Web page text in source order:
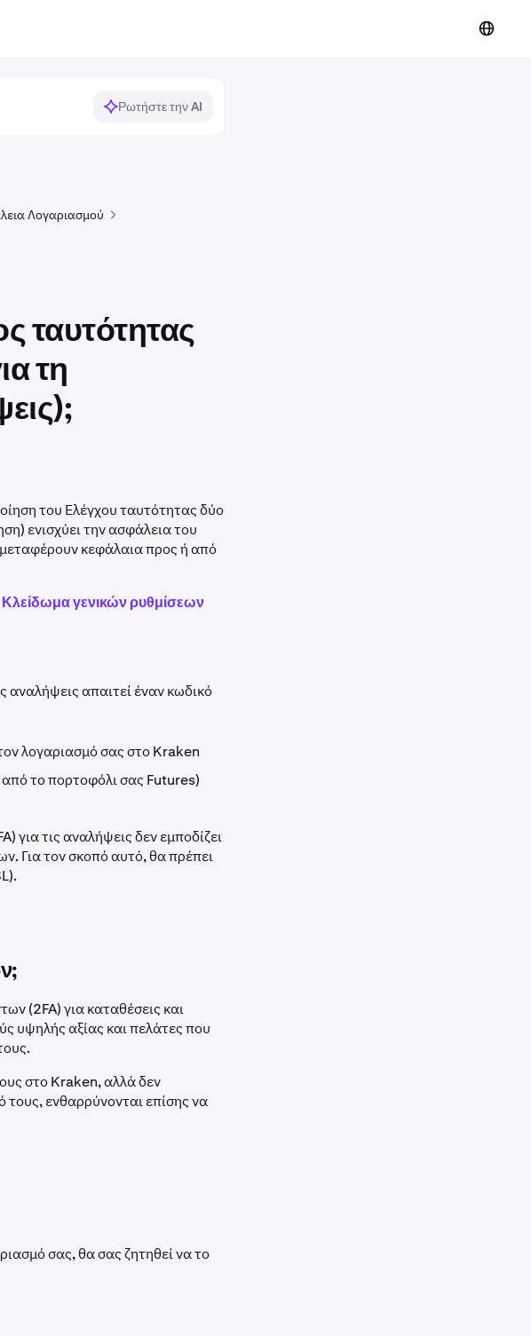
Ρωτήστε την AI
Λογαριασμού
ταυτότητας
τη
του Ελέγχου ταυτότητας δύο
ενισχύει την ασφάλεια του
κεφάλαια προς ή από
Κλείδωμα γενικών ρυθμίσεων
απαιτεί έναν κωδικό
λογαριασμό σας στο Kraken
το πορτοφόλι σας Futures)
τις αναλήψεις δεν εμποδίζει
Για τον σκοπό αυτό, θα πρέπει
(2FA) για καταθέσεις και
υψηλής αξίας και πελάτες που
στο Kraken, αλλά δεν
ενθαρρύνονται επίσης να
σας, θα σας ζητηθεί να το